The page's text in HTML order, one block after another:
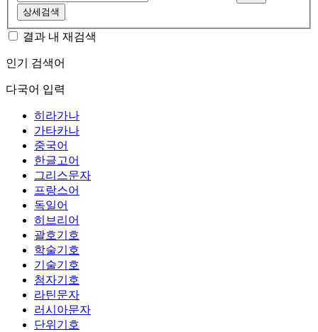
상세검색
결과 내 재검색
인기 검색어
다국어 입력
히라가나
가타카나
중국어
한글고어
그리스문자
프랑스어
독일어
히브리어
괄호기호
학술기호
기술기호
첨자기호
라틴문자
러시아문자
단위기호